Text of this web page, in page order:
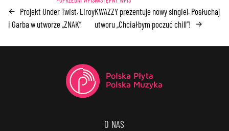
← Projekt Under Twist. Liroy
i Garba w utworze „ZNAK”
KWAZZY prezentuje nowy singiel. Posłuchaj
utworu „Chciałbym poczuć chill”! →
O NAS